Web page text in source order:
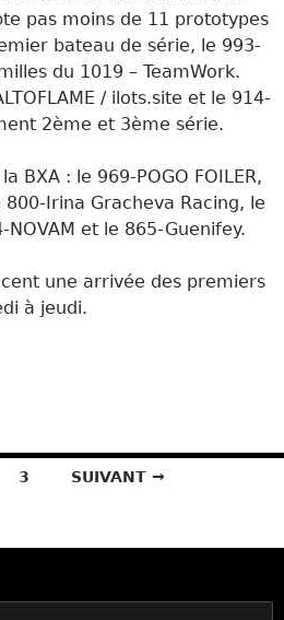
pas moins de 11 prototypes
bateau de série, le 993-
du 1019 – TeamWork.
/ ilots.site et le 914-
2ème et 3ème série.
BXA : le 969-POGO FOILER,
800-Irina Gracheva Racing, le
NOVAM et le 865-Guenifey.
une arrivée des premiers
à jeudi.
3 SUIVANT →